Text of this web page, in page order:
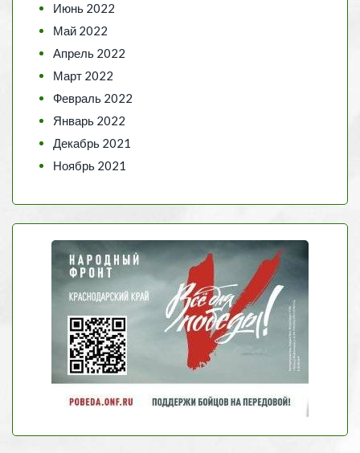
Июнь 2022
Май 2022
Апрель 2022
Март 2022
Февраль 2022
Январь 2022
Декабрь 2021
Ноябрь 2021